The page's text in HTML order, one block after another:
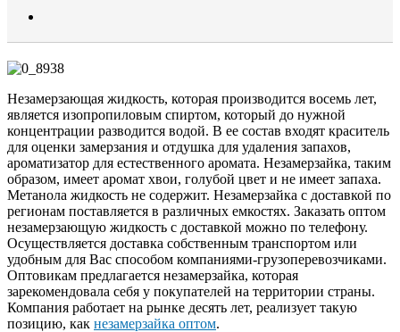
Незамерзающая жидкость, которая производится восемь лет,
является изопропиловым спиртом, который до нужной
концентрации разводится водой. В ее состав входят краситель
для оценки замерзания и отдушка для удаления запахов,
ароматизатор для естественного аромата. Незамерзайка, таким
образом, имеет аромат хвои, голубой цвет и не имеет запаха.
Метанола жидкость не содержит. Незамерзайка с доставкой по
регионам поставляется в различных емкостях. Заказать оптом
незамерзающую жидкость с доставкой можно по телефону.
Осуществляется доставка собственным транспортом или
удобным для Вас способом компаниями-грузоперевозчиками.
Оптовикам предлагается незамерзайка, которая
зарекомендовала себя у покупателей на территории страны.
Компания работает на рынке десять лет, реализует такую
позицию, как незамерзайка оптом.